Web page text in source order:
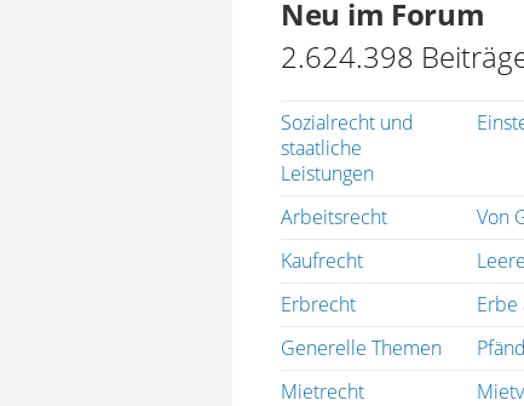
Neu im Forum
2.624.398
Sozialrecht und
staatliche
Leistungen
Arbeitsrecht Von
Kaufrecht
Erbrecht
Erbe
Generelle Themen
Mietrecht